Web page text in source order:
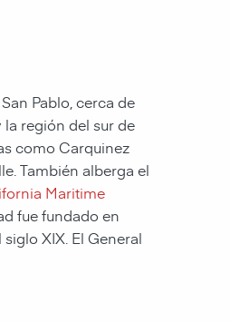
Pablo, cerca de
la región del sur de
como Carquinez
También alberga el
Maritime
fue fundado en
XIX. El General